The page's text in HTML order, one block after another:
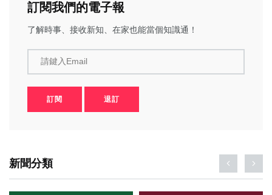
訂閱我們的電子報
了解時事、接收新知、在家也能當個知識通！
請鍵入Email
訂閱 退訂
新聞分類